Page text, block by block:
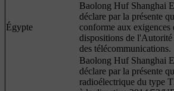
Égypte
Baolong Huf Shanghai
déclare par la présente
conforme aux exigences
dispositions de
des télécommunications.
Baolong Huf Shanghai
déclare par la présente
radioélectrique du type